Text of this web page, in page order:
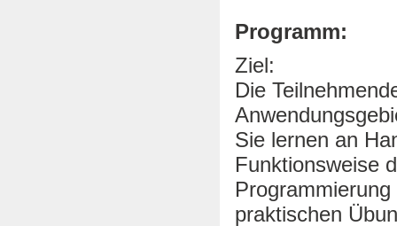
Programm:
Ziel:
Die
Sie lernen an
Funktionsweise
praktischen